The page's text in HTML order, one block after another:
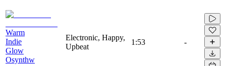
Warm
Indie
Glow
Osynthw
Electronic, Happy,
Upbeat
1:53 -